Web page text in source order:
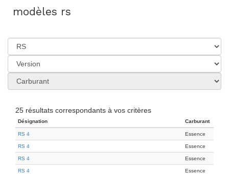
modèles rs
25 résultats correspondants à vos critères
Désignation Carburant
RS 4 Essence
RS 4 Essence
RS 4 Essence
RS 4 Essence